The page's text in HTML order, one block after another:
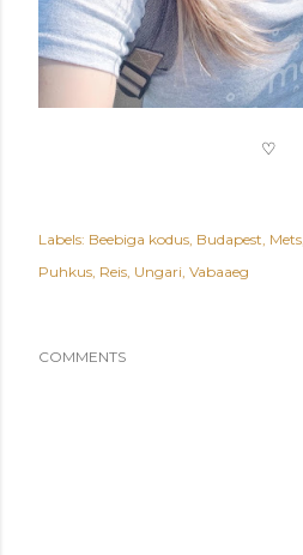
♡
Labels: Beebiga kodus Budapest Mets
Puhkus Reis Ungari Vabaaeg
COMMENTS